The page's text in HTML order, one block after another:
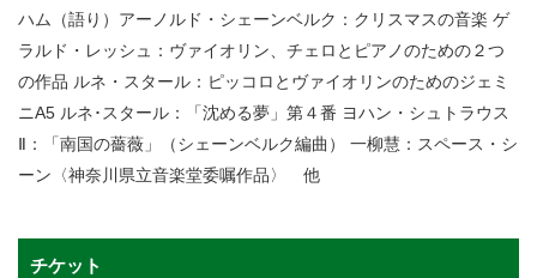
ハム（語り）アーノルド・シェーンベルク：クリスマスの音楽 ゲ
ラルド・レッシュ：ヴァイオリン、チェロとピアノのための２つ
の作品 ルネ・スタール：ピッコロとヴァイオリンのためのジェミ
ニA5 ルネ･スタール：「沈める夢」第４番 ヨハン・シュトラウス
Ⅱ：「南国の薔薇」（シェーンベルク編曲） 一柳慧：スペース・シ
ーン〈神奈川県立音楽堂委嘱作品〉 他
チケット